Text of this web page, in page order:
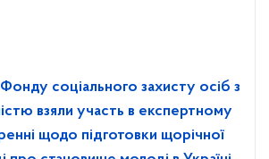
Фонду соціального захисту осіб з
взяли участь в експертному
щодо підготовки щорічної